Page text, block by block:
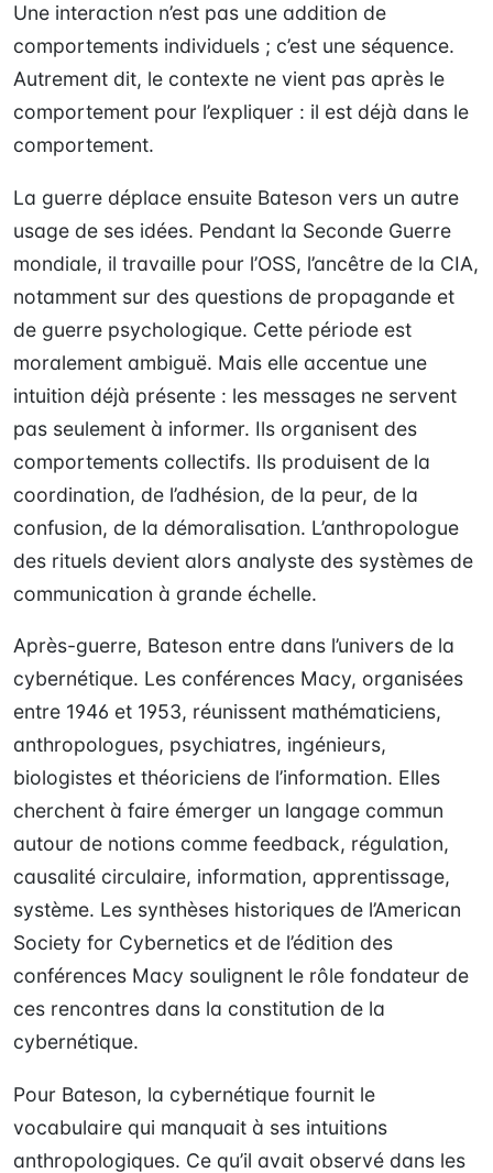
Une interaction n’est pas une addition de
comportements individuels ; c’est une séquence.
Autrement dit, le contexte ne vient pas après le
comportement pour l’expliquer : il est déjà dans le
comportement.
La guerre déplace ensuite Bateson vers un autre
usage de ses idées. Pendant la Seconde Guerre
mondiale, il travaille pour l’OSS, l’ancêtre de la CIA,
notamment sur des questions de propagande et
de guerre psychologique. Cette période est
moralement ambiguë. Mais elle accentue une
intuition déjà présente : les messages ne servent
pas seulement à informer. Ils organisent des
comportements collectifs. Ils produisent de la
coordination, de l’adhésion, de la peur, de la
confusion, de la démoralisation. L’anthropologue
des rituels devient alors analyste des systèmes de
communication à grande échelle.
Après-guerre, Bateson entre dans l’univers de la
cybernétique. Les conférences Macy, organisées
entre 1946 et 1953, réunissent mathématiciens,
anthropologues, psychiatres, ingénieurs,
biologistes et théoriciens de l’information. Elles
cherchent à faire émerger un langage commun
autour de notions comme feedback, régulation,
causalité circulaire, information, apprentissage,
système. Les synthèses historiques de l’American
Society for Cybernetics et de l’édition des
conférences Macy soulignent le rôle fondateur de
ces rencontres dans la constitution de la
cybernétique.
Pour Bateson, la cybernétique fournit le
vocabulaire qui manquait à ses intuitions
anthropologiques. Ce qu’il avait observé dans les